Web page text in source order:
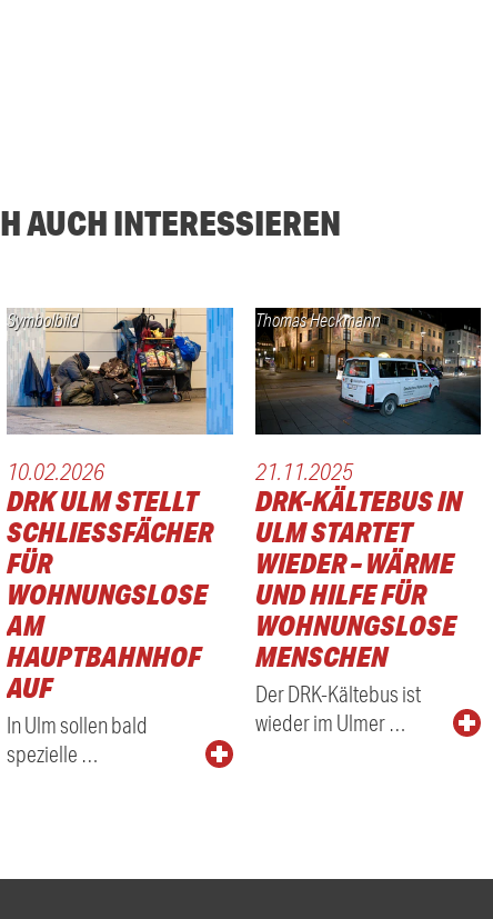
AUCH INTERESSIEREN
Symbolbild
10.02.2026
DRK ULM STELLT
SCHLIESSFÄCHER F
ÜR W
OHNUNGSLOSE A
M H
AUPTBAHNHOF A
UF
In Ulm sollen bald
spezielle …
Thomas Heckmann
21.11.2025
DRK-KÄLTEBUS IN
ULM STARTET
WIEDER – WÄRME
UND HILFE FÜR
WOHNUNGSLOSE
MENSCHEN
Der DRK-Kältebus ist
wieder im Ulmer …